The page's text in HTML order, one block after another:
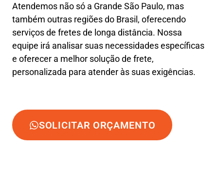
Atendemos não só a Grande São Paulo, mas
também outras regiões do Brasil, oferecendo
serviços de fretes de longa distância. Nossa
equipe irá analisar suas necessidades específicas
e oferecer a melhor solução de frete,
personalizada para atender às suas exigências.
SOLICITAR ORÇAMENTO